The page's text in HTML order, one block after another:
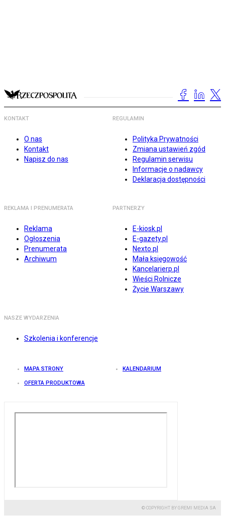
KONTAKT
O nas
Kontakt
Napisz do nas
REGULAMIN
Polityka Prywatności
Zmiana ustawień zgód
Regulamin serwisu
Informacje o nadawcy
Deklaracja dostępności
REKLAMA I PRENUMERATA
Reklama
Ogłoszenia
Prenumerata
Archiwum
PARTNERZY
E-kiosk.pl
E-gazety.pl
Nexto.pl
Mała księgowość
Kancelarierp.pl
Wieści Rolnicze
Życie Warszawy
NASZE WYDARZENIA
Szkolenia i konferencje
MAPA STRONY KALENDARIUM
OFERTA PRODUKTOWA
© COPYRIGHT BY GREMI MEDIA SA